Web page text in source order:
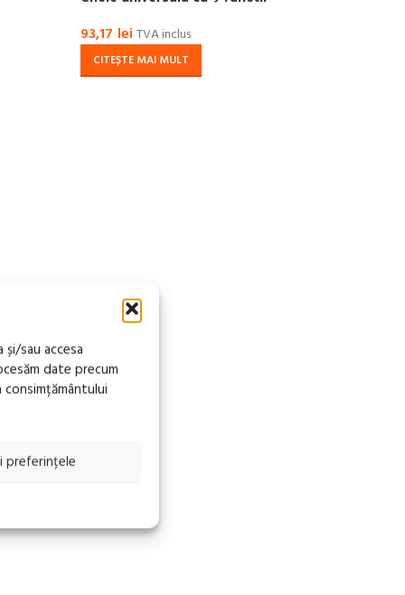
sau accesa
date precum
preferințele
93,17 lei TVA inclus
CITEȘTE MAI MULT